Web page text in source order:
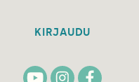
KIRJAUDU